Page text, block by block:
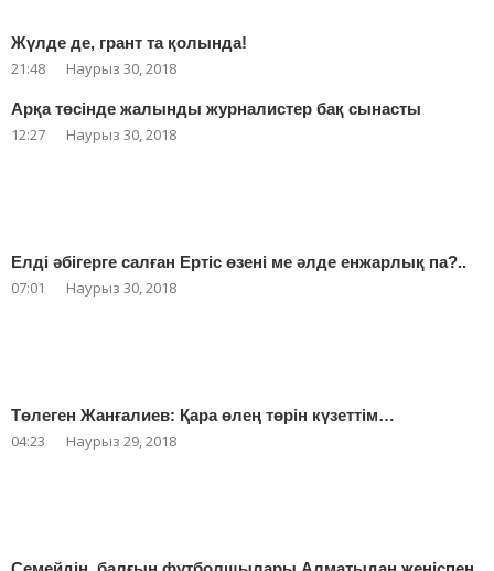
Жүлде де, грант та қолында!
21:48 Наурыз 30, 2018
Арқа төсінде жалынды журналистер бақ сынасты
12:27 Наурыз 30, 2018
Елді әбігерге салған Ертіс өзені ме әлде енжарлық па?..
07:01 Наурыз 30, 2018
Төлеген Жанғалиев: Қара өлең төрін күзеттім…
04:23 Наурыз 29, 2018